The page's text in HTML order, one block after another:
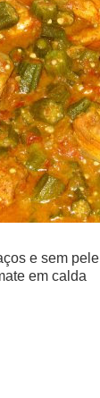
e sem pele
em calda